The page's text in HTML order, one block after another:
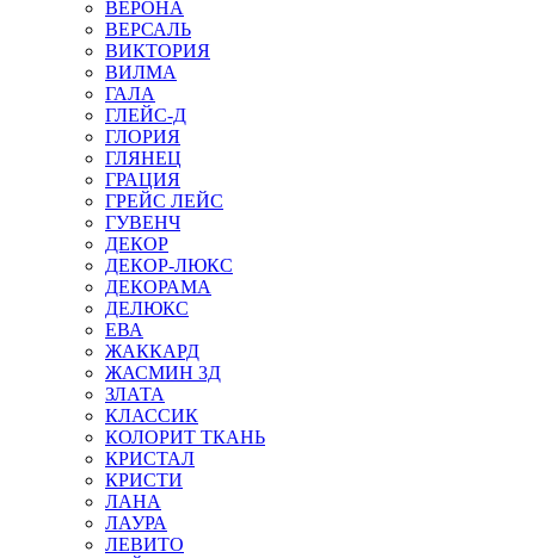
ВЕРОНА
ВЕРСАЛЬ
ВИКТОРИЯ
ВИЛМА
ГАЛА
ГЛЕЙС-Д
ГЛОРИЯ
ГЛЯНЕЦ
ГРАЦИЯ
ГРЕЙС ЛЕЙС
ГУВЕНЧ
ДЕКОР
ДЕКОР-ЛЮКС
ДЕКОРАМА
ДЕЛЮКС
ЕВА
ЖАККАРД
ЖАСМИН 3Д
ЗЛАТА
КЛАССИК
КОЛОРИТ ТКАНЬ
КРИСТАЛ
КРИСТИ
ЛАНА
ЛАУРА
ЛЕВИТО